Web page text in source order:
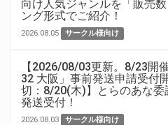
向け人気ジャンルを「販売
ング形式でご紹介！
2026.08.05 サークル様向け
【2026/08/03更新。8/23開
32 大阪」事前発送申請受付
切：8/20(木)】とらのあな
発送受付！
2026.08.03 サークル様向け